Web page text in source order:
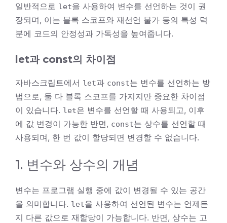
일반적으로 let을 사용하여 변수를 선언하는 것이 권
장되며, 이는 블록 스코프와 재선언 불가 등의 특성 덕
분에 코드의 안정성과 가독성을 높여줍니다.
let과 const의 차이점
자바스크립트에서 let과 const는 변수를 선언하는 방
법으로, 둘 다 블록 스코프를 가지지만 중요한 차이점
이 있습니다. let은 변수를 선언할 때 사용되고, 이후
에 값 변경이 가능한 반면, const는 상수를 선언할 때
사용되며, 한 번 값이 할당되면 변경할 수 없습니다.
1. 변수와 상수의 개념
변수는 프로그램 실행 중에 값이 변경될 수 있는 공간
을 의미합니다. let을 사용하여 선언된 변수는 언제든
지 다른 값으로 재할당이 가능합니다. 반면, 상수는 고